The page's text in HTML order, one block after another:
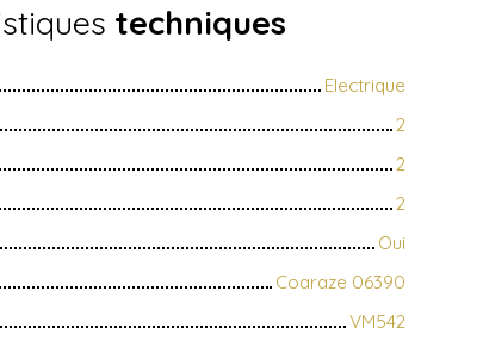
techniques
Electrique
2
2
2
Oui
Coaraze 06390
VM542